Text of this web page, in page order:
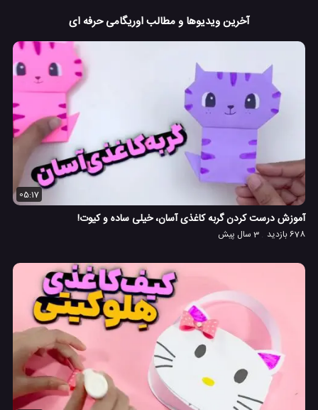
آخرین ویدیوها و مطالب اوریگامی حرفه ای
05:17
آموزش درست کردن گربه کاغذی آسان، خیلی ساده و کیوت!
678 بازدید 3 سال پیش